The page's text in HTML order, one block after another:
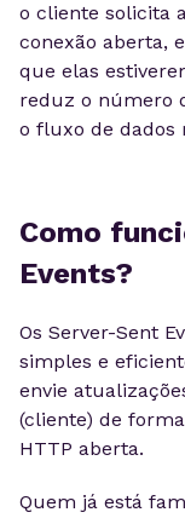
o cliente solicita
conexão aberta,
que elas
reduz o número
o fluxo de dados
Como
Events?
Os Server-Sent
simples e
envie
(cliente) de
HTTP aberta.
Quem já está